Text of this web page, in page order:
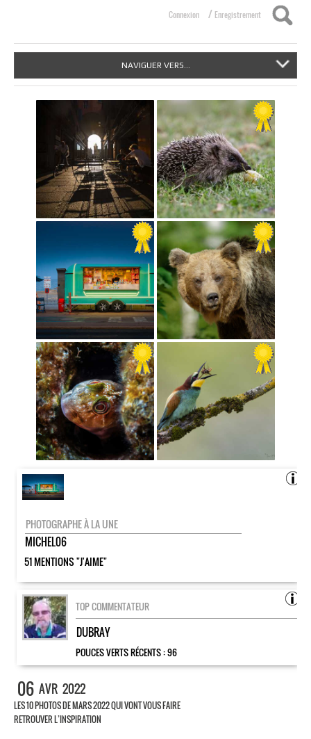
Connexion / Enregistrement
NAVIGUER VERS...
PHOTOGRAPHE À LA UNE
MICHEL06
51 MENTIONS "J'AIME"
TOP COMMENTATEUR
DUBRAY
POUCES VERTS RÉCENTS :96
06 AVR 2022
LES 10 PHOTOS DE MARS 2022 QUI VONT VOUS FAIRE
RETROUVER L’INSPIRATION